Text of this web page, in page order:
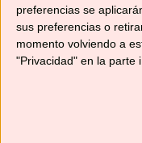
preferencias se
sus preferencias o
momento volviendo a
"Privacidad" en la parte
Categorías